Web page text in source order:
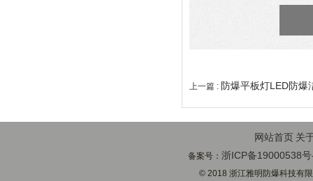
上一篇 : 防爆平板灯LED防爆
网站首页 关
备案号：浙ICP备19000538
© 2018 浙江雅明防爆科技有